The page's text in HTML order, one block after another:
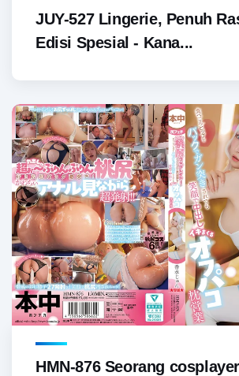
JUY-527 Lingerie, Penuh
Edisi Spesial - Kana...
HMN-876 Seorang